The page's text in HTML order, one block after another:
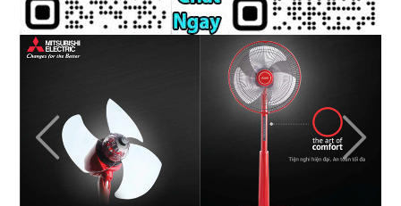
Previous Next